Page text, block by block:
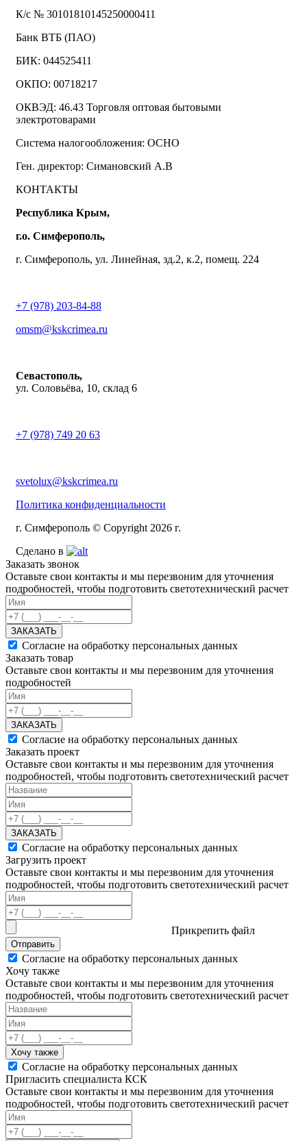
К/с № 30101810145250000411
Банк ВТБ (ПАО)
БИК: 044525411
ОКПО: 00718217
ОКВЭД: 46.43 Торговля оптовая бытовыми
электротоварами
Система налогообложения: ОСНО
Ген. директор: Симановский А.В
КОНТАКТЫ
Республика Крым,
г.о. Симферополь,
г. Симферополь, ул. Линейная, зд.2, к.2, помещ. 224
+7 (978) 203-84-88
omsm@kskcrimea.ru
Севастополь,
ул. Соловьёва, 10, склад 6
+7 (978) 749 20 63
svetolux@kskcrimea.ru
Политика конфиденциальности
г. Симферополь © Copyright 2026 г.
Сделано в
Заказать звонок
Оставьте свои контакты и мы перезвоним для уточнения
подробностей, чтобы подготовить светотехнический расчет
ЗАКАЗАТЬ
Согласие на обработку персональных данных
Заказать товар
Оставьте свои контакты и мы перезвоним для уточнения
подробностей
ЗАКАЗАТЬ
Согласие на обработку персональных данных
Заказать проект
Оставьте свои контакты и мы перезвоним для уточнения
подробностей, чтобы подготовить светотехнический расчет
ЗАКАЗАТЬ
Согласие на обработку персональных данных
Загрузить проект
Оставьте свои контакты и мы перезвоним для уточнения
подробностей, чтобы подготовить светотехнический расчет
Прикрепить файл
Отправить
Согласие на обработку персональных данных
Хочу также
Оставьте свои контакты и мы перезвоним для уточнения
подробностей, чтобы подготовить светотехнический расчет
Хочу также
Согласие на обработку персональных данных
Пригласить специалиста КСК
Оставьте свои контакты и мы перезвоним для уточнения
подробностей, чтобы подготовить светотехнический расчет